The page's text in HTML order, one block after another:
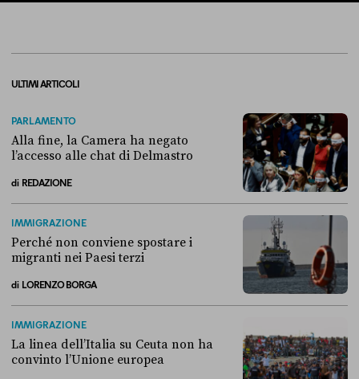
ULTIMI ARTICOLI
PARLAMENTO
Alla fine, la Camera ha negato
l’accesso alle chat di Delmastro
di REDAZIONE
IMMIGRAZIONE
Perché non conviene spostare i
migranti nei Paesi terzi
di LORENZO BORGA
IMMIGRAZIONE
La linea dell’Italia su Ceuta non ha
convinto l’Unione europea